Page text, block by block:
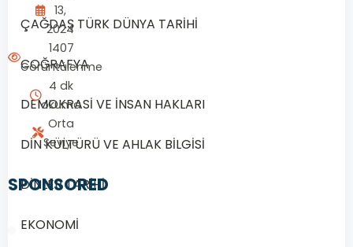
13,
2024
1407
Görüntülenme
4 dk
okuma
Orta
Seviye
SPONSORED
ÇAĞDAŞ TÜRK DÜNYA TARİHİ
COĞRAFYA
DEMOKRASİ VE İNSAN HAKLARI
DİN KÜLTÜRÜ VE AHLAK BİLGİSİ
DİNLER TARİHİ
EKONOMİ